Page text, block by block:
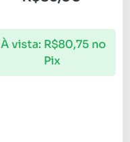
À vista: R$80,75 no
Pix